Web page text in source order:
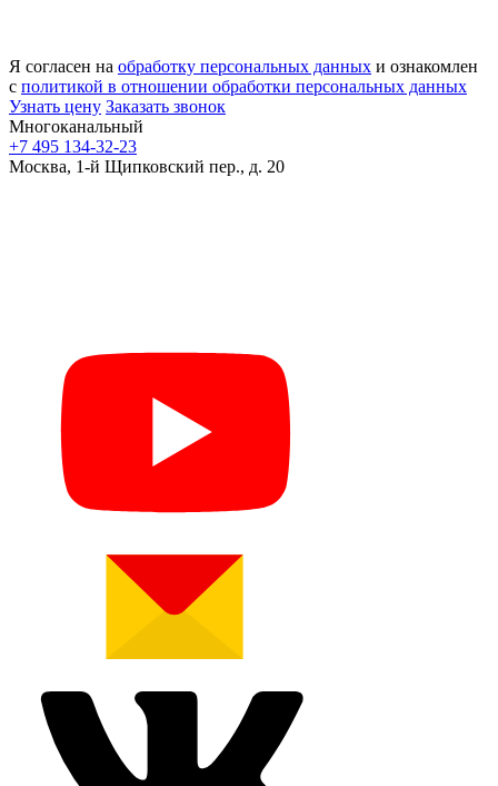
Я согласен на обработку персональных данных и ознакомлен
с политикой в отношении обработки персональных данных
Узнать цену Заказать звонок
Многоканальный
+7 495 134-32-23
Москва, 1-й Щипковский пер., д. 20